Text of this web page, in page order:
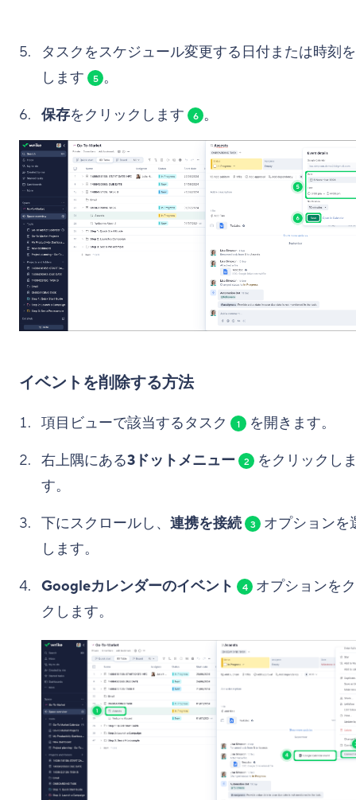
タスクをスケジュール変更する日付または時刻
します
5 。
保存をクリックします 6 。
イベントを削除する方法
項目ビューで該当するタスク 1
を開きます。
右上隅にある3ドットメニュー 2
をクリックし
す。
下にスクロールし、 連携を接続 3
オプションを
します。
Googleカレンダーのイベント
4
オプションを
クします。